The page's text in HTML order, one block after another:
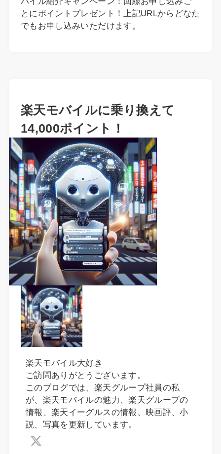
とにポイントプレゼント！上記URLからどなた
でもお申し込みいただけます。
楽天モバイルに乗り換えて
14,000ポイント！
楽天モバイル大好き
ご訪問ありがとうございます。
このブログでは、楽天グループ社員の私
が、楽天モバイルの魅力、楽天グループの
情報、楽天イーグルスの情報、映画評、小
説、写真を更新しています。